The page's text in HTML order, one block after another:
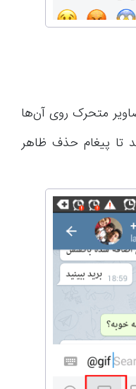
متحرک روی آن‌ها
تا پیغام حذف ظاهر